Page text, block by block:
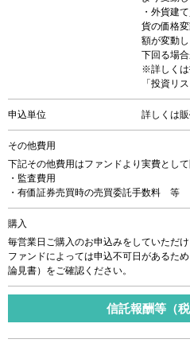
・外貨建
貨の価格
額が変動
下回る場合
※詳しくは
「投資リ
申込単位 詳しくは
その他費用
下記その他費用はファンドより実費とし
・監査費用
・有価証券売買時の売買委託手数料 等
購入
毎営業日ご購入のお申込みをしていただけ
ファンドによっては申込不可日があるた
論見書）をご確認ください。
信託報酬等（税